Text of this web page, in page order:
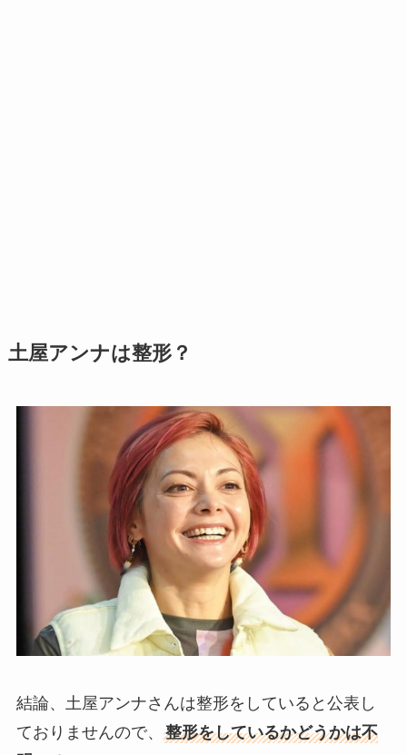
土屋アンナは整形？
結論、土屋アンナさんは整形をしていると公表し
ておりませんので、 整形をしているかどうかは不